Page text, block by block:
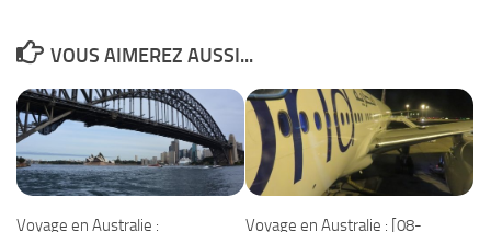
VOUS AIMEREZ AUSSI...
Voyage en Australie :
Voyage en Australie : [08-